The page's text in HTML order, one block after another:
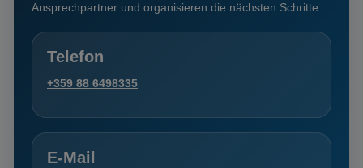
Ansprechpartner und organisieren die nächsten Schritte.
Telefon
+359 88 6498335
E-Mail